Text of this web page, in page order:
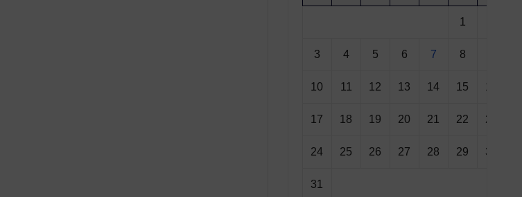
1
3 4 5 6 7 8
10 11 12 13 14 15 16
17 18 19 20 21 22 23
24 25 26 27 28 29 30
31